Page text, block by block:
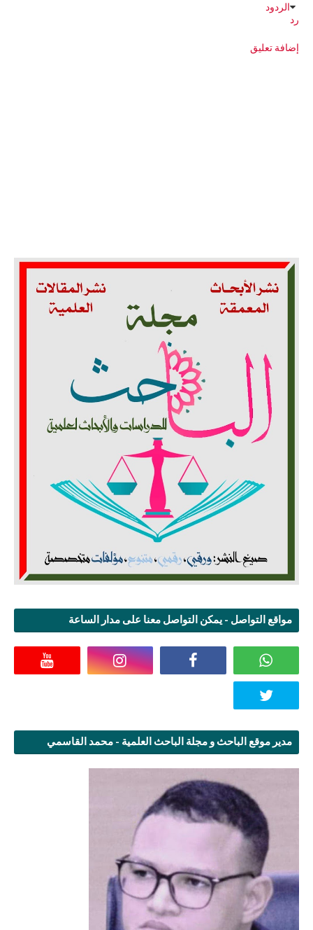
الردود
رد
إضافة تعليق
مواقع التواصل - يمكن التواصل معنا على مدار الساعة
مدير موقع الباحث و مجلة الباحث العلمية - محمد القاسمي